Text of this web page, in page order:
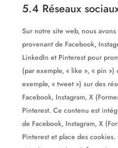
5.4 Réseaux
Sur notre site web, nous
provenant de Facebook,
LinkedIn et Pinterest pour
(par exemple, « like », « pin »)
exemple, « tweet ») sur des
Facebook, Instagram, X
Pinterest. Ce contenu est
de Facebook, Instagram, X
Pinterest et place des